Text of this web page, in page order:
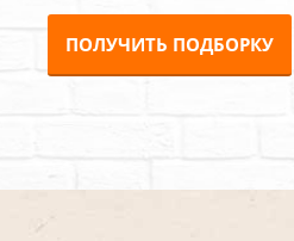
ПОЛУЧИТЬ ПОДБОРКУ